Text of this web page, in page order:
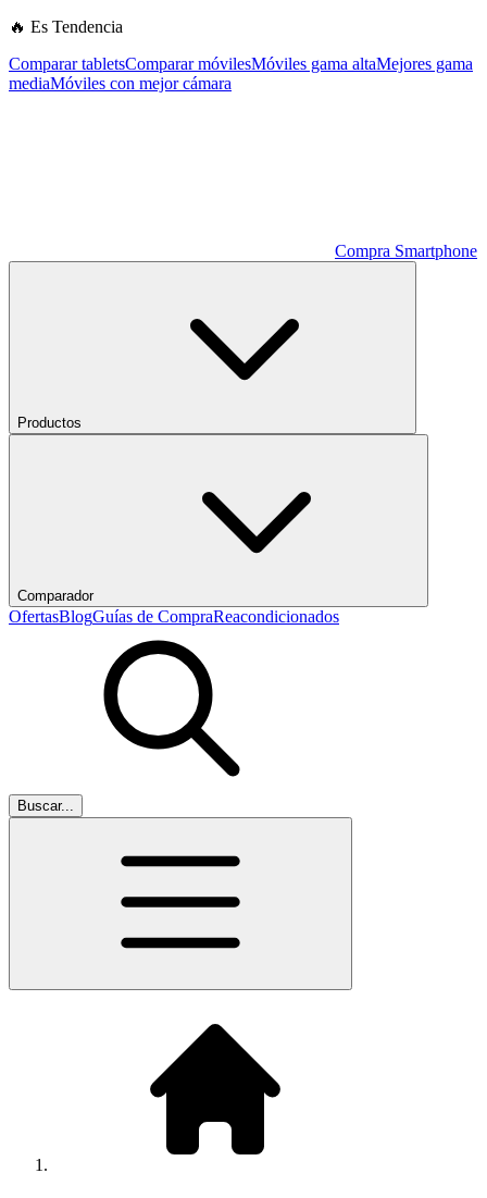
🔥 Es Tendencia
Comparar tabletsComparar móvilesMóviles gama altaMejores gama
mediaMóviles con mejor cámara
Compra Smartphone
Productos
Comparador
OfertasBlogGuías de CompraReacondicionados
Buscar...